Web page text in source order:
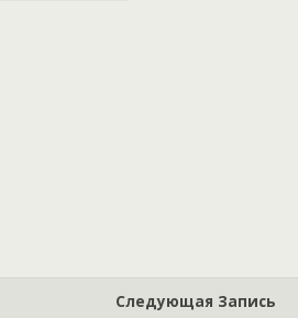
Следующая Запись